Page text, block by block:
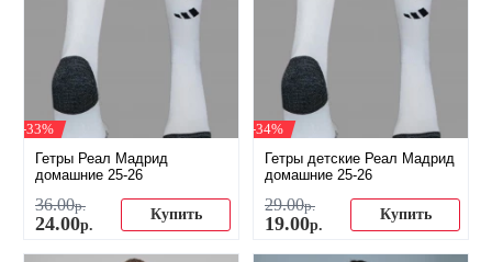
-33%
Гетры Реал Мадрид
домашние 25-26
36.00р.
24.00р.
Купить
-34%
Гетры детские Реал Мадрид
домашние 25-26
29.00р.
19.00р.
Купить